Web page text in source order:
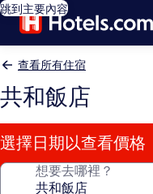
跳到主要內容
查看所有住宿
共和飯店
選擇日期以查看價格
想要去哪裡？